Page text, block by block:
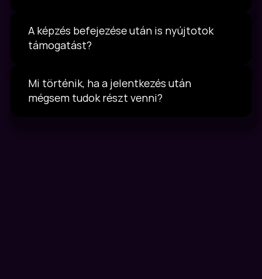
A képzés befejezése után is nyújtotok
támogatást?
Mi történik, ha a jelentkezés után
mégsem tudok részt venni?